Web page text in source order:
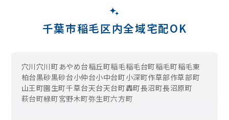
千葉市稲毛区内全域宅配OK
穴川 穴川町 あやめ台稲丘町稲毛稲毛台町稲毛町稲毛東
柏台黒砂黒砂台小仲台小中台町小深町作草部作草部町
山王町園生町千草台天台天台町轟町長沼町長沼原町
萩台町緑町宮野木町弥生町六方町